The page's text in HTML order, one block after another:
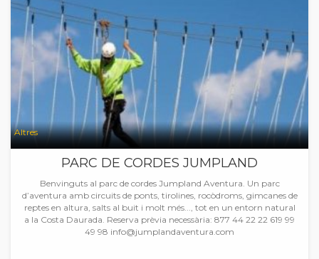
Altres
PARC DE CORDES JUMPLAND
Benvinguts al parc de cordes Jumpland Aventura. Un parc
d’aventura amb circuits de ponts, tirolines, rocòdroms, gimcanes de
reptes en altura, salts al buit i molt més..., tot en un entorn natural
a la Costa Daurada. Reserva prèvia necessària: 877 44 22 22 619 99
49 98 info@jumplandaventura.com